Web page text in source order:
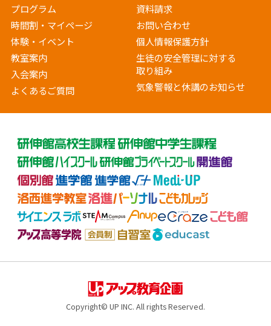
プログラム
時間割・マイページ
体験・イベント
教室案内
入会案内
よくあるご質問
資料請求
お問い合わせ
個人情報保護方針
生徒の安全管理に対する
取り組み
気象警報と休講のお知らせ
Copyright© UP INC. All rights Reserved.